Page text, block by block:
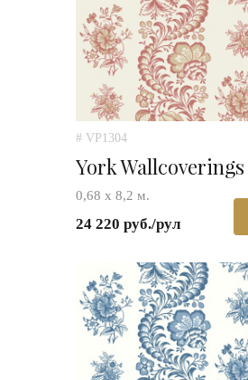
# VP1304
York Wallcoverings
0,68 х 8,2 м.
24 220 руб./рул